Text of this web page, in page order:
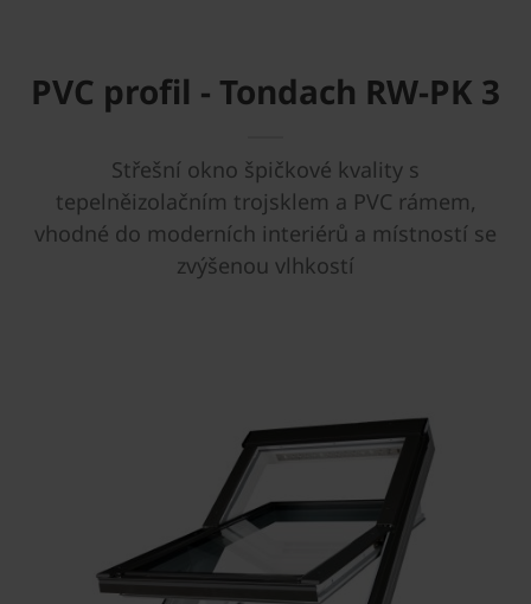
PVC profil - Tondach RW-PK 3
Střešní okno špičkové kvality s
tepelněizolačním trojsklem a PVC rámem,
vhodné do moderních interiérů a místností se
zvýšenou vlhkostí